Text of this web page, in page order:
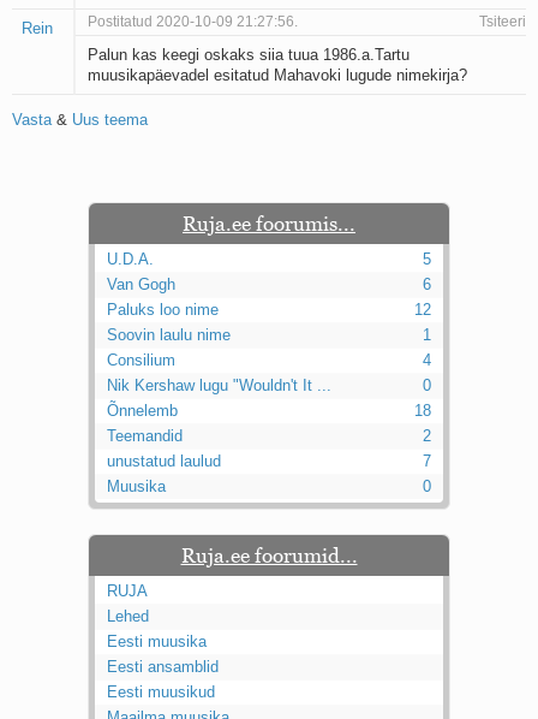
Rein Postitatud 2020-10-09 21:27:56. Tsiteeri
Palun kas keegi oskaks siia tuua 1986.a.Tartu
muusikapäevadel esitatud Mahavoki lugude nimekirja?
Vasta& Uus teema
Ruja.ee foorumis...
U.D.A.
5
Van Gogh
6
Paluks loo nime
12
Soovin laulu nime
1
Consilium
4
Nik Kershaw lugu "Wouldn't It ...
0
Õnnelemb
18
Teemandid
2
unustatud laulud
7
Muusika
0
Ruja.ee foorumid...
RUJA
Lehed
Eesti muusika
Eesti ansamblid
Eesti muusikud